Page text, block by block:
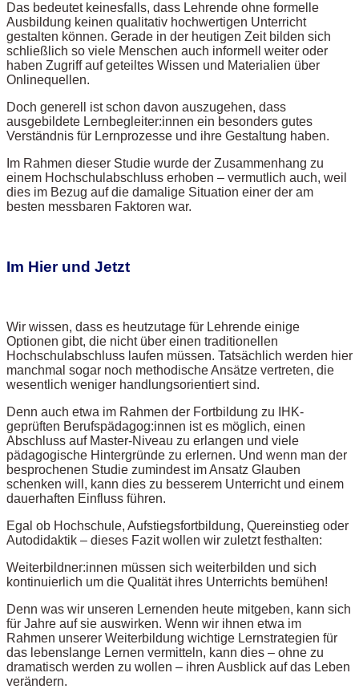
Das bedeutet keinesfalls, dass Lehrende ohne formelle
Ausbildung keinen qualitativ hochwertigen Unterricht
gestalten können. Gerade in der heutigen Zeit bilden sich
schließlich so viele Menschen auch informell weiter oder
haben Zugriff auf geteiltes Wissen und Materialien über
Onlinequellen.
Doch generell ist schon davon auszugehen, dass
ausgebildete Lernbegleiter:innen ein besonders gutes
Verständnis für Lernprozesse und ihre Gestaltung haben.
Im Rahmen dieser Studie wurde der Zusammenhang zu
einem Hochschulabschluss erhoben – vermutlich auch, weil
dies im Bezug auf die damalige Situation einer der am
besten messbaren Faktoren war.
Im Hier und Jetzt
Wir wissen, dass es heutzutage für Lehrende einige
Optionen gibt, die nicht über einen traditionellen
Hochschulabschluss laufen müssen. Tatsächlich werden hier
manchmal sogar noch methodische Ansätze vertreten, die
wesentlich weniger handlungsorientiert sind.
Denn auch etwa im Rahmen der Fortbildung zu IHK-
geprüften Berufspädagog:innen ist es möglich, einen
Abschluss auf Master-Niveau zu erlangen und viele
pädagogische Hintergründe zu erlernen. Und wenn man der
besprochenen Studie zumindest im Ansatz Glauben
schenken will, kann dies zu besserem Unterricht und einem
dauerhaften Einfluss führen.
Egal ob Hochschule, Aufstiegsfortbildung, Quereinstieg oder
Autodidaktik – dieses Fazit wollen wir zuletzt festhalten:
Weiterbildner:innen müssen sich weiterbilden und sich
kontinuierlich um die Qualität ihres Unterrichts bemühen!
Denn was wir unseren Lernenden heute mitgeben, kann sich
für Jahre auf sie auswirken. Wenn wir ihnen etwa im
Rahmen unserer Weiterbildung wichtige Lernstrategien für
das lebenslange Lernen vermitteln, kann dies – ohne zu
dramatisch werden zu wollen – ihren Ausblick auf das Leben
verändern.